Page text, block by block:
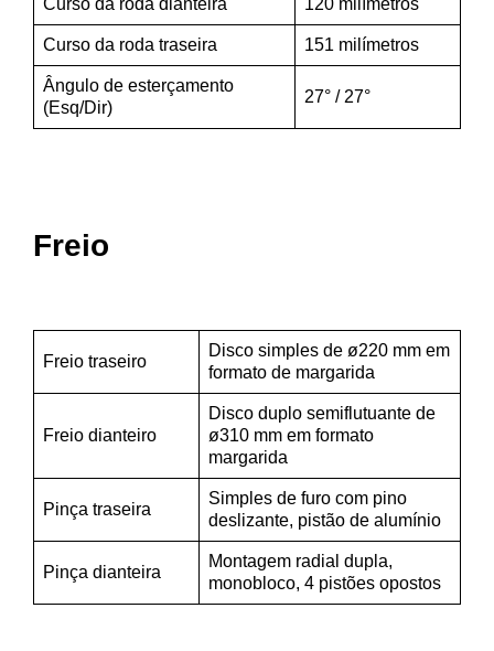
Curso da roda traseira 151 milímetros
Ângulo de esterçamento
(Esq/Dir)
27° / 27°
Freio
Freio traseiro
Disco simples de ø220 mm em
formato de margarida
Freio dianteiro
Disco duplo semiflutuante de
ø310 mm em formato
margarida
Pinça traseira
Simples de furo com pino
deslizante, pistão de alumínio
Pinça dianteira
Montagem radial dupla,
monobloco, 4 pistões opostos